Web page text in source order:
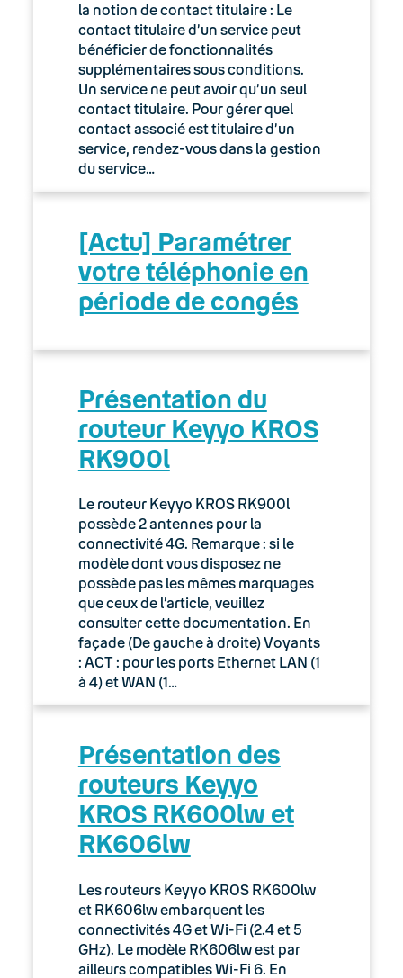
la notion de contact titulaire : Le
contact titulaire d’un service peut
bénéficier de fonctionnalités
supplémentaires sous conditions.
Un service ne peut avoir qu’un seul
contact titulaire. Pour gérer quel
contact associé est titulaire d’un
service, rendez-vous dans la gestion
du service…
[Actu] Paramétrer
votre téléphonie en
période de congés
Présentation du
routeur Keyyo KROS
RK900l
Le routeur Keyyo KROS RK900l
possède 2 antennes pour la
connectivité 4G. Remarque : si le
modèle dont vous disposez ne
possède pas les mêmes marquages
que ceux de l’article, veuillez
consulter cette documentation. En
façade (De gauche à droite) Voyants
: ACT : pour les ports Ethernet LAN (1
à 4) et WAN (1…
Présentation des
routeurs Keyyo
KROS RK600lw et
RK606lw
Les routeurs Keyyo KROS RK600lw
et RK606lw embarquent les
connectivités 4G et Wi-Fi (2.4 et 5
GHz). Le modèle RK606lw est par
ailleurs compatibles Wi-Fi 6. En